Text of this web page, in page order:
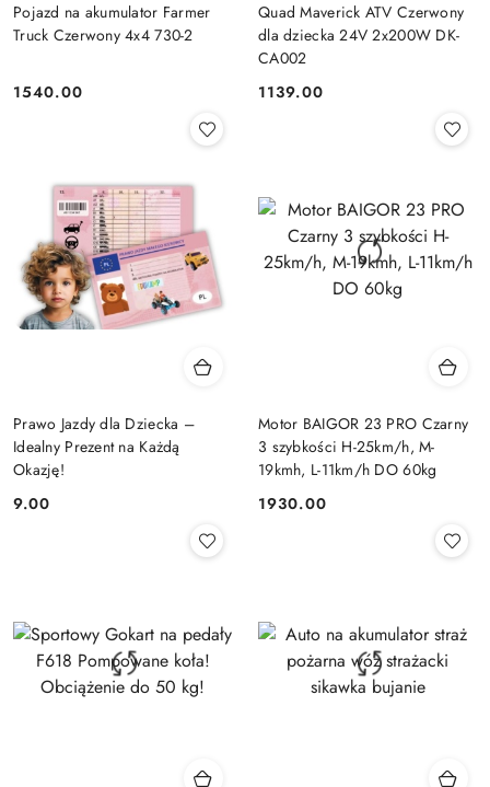
Pojazd na akumulator Farmer
Truck Czerwony 4x4 730-2
Cena:
1540.00
Quad Maverick ATV Czerwony
dla dziecka 24V 2x200W DK-
CA002
Cena:
1139.00
Prawo Jazdy dla Dziecka –
Idealny Prezent na Każdą
Okazję!
Cena:
9.00
Motor BAIGOR 23 PRO Czarny
3 szybkości H-25km/h, M-
19kmh, L-11km/h DO 60kg
Cena:
1930.00